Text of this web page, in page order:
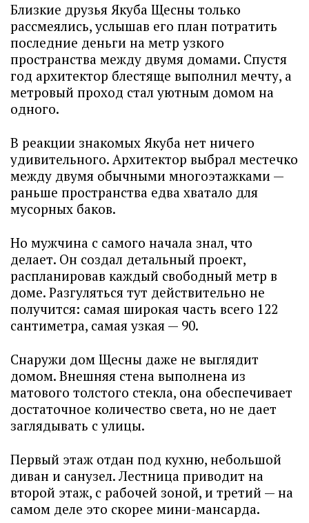
Близкие друзья Якуба Щесны только
рассмеялись, услышав его план потратить
последние деньги на метр узкого
пространства между двумя домами. Спустя
год архитектор блестяще выполнил мечту, а
метровый проход стал уютным домом на
одного.
В реакции знакомых Якуба нет ничего
удивительного. Архитектор выбрал местечко
между двумя обычными многоэтажками —
раньше пространства едва хватало для
мусорных баков.
Но мужчина с самого начала знал, что
делает. Он создал детальный проект,
распланировав каждый свободный метр в
доме. Разгуляться тут действительно не
получится: самая широкая часть всего 122
сантиметра, самая узкая — 90.
Снаружи дом Щесны даже не выглядит
домом. Внешняя стена выполнена из
матового толстого стекла, она обеспечивает
достаточное количество света, но не дает
заглядывать с улицы.
Первый этаж отдан под кухню, небольшой
диван и санузел. Лестница приводит на
второй этаж, с рабочей зоной, и третий — на
самом деле это скорее мини-мансарда.